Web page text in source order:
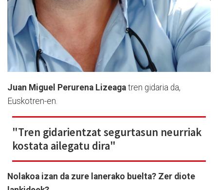
Juan Miguel Perurena Lizeaga tren gidaria da,
Euskotren-en.
"Tren gidarientzat segurtasun neurriak
kostata ailegatu dira"
Nolakoa izan da zure lanerako buelta? Zer diote